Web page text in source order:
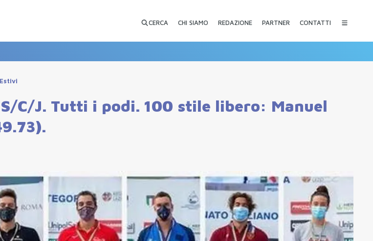
CERCA CHI SIAMO REDAZIONE PARTNER CONTATTI
C/J. Tutti i podi. 100 stile libero: Manuel